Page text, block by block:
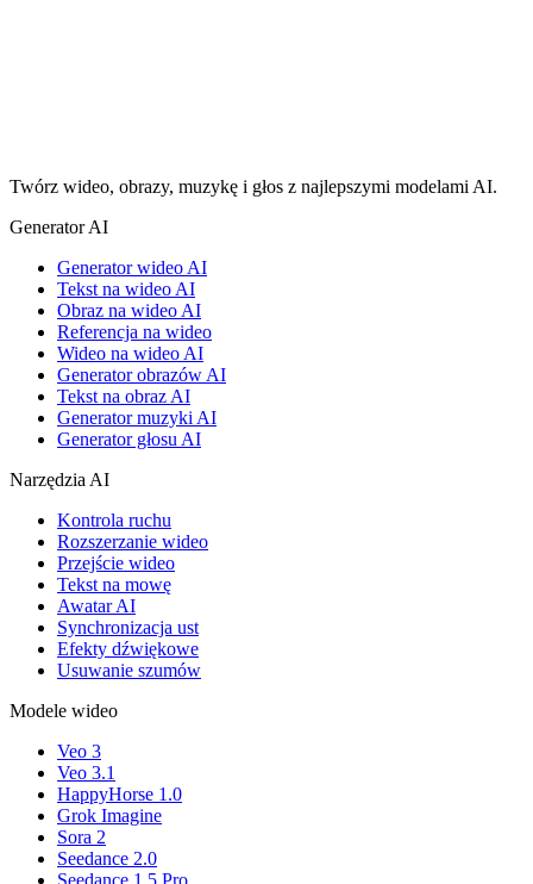
Twórz wideo, obrazy, muzykę i głos z najlepszymi modelami AI.
Generator AI
Generator wideo AI
Tekst na wideo AI
Obraz na wideo AI
Referencja na wideo
Wideo na wideo AI
Generator obrazów AI
Tekst na obraz AI
Generator muzyki AI
Generator głosu AI
Narzędzia AI
Kontrola ruchu
Rozszerzanie wideo
Przejście wideo
Tekst na mowę
Awatar AI
Synchronizacja ust
Efekty dźwiękowe
Usuwanie szumów
Modele wideo
Veo 3
Veo 3.1
HappyHorse 1.0
Grok Imagine
Sora 2
Seedance 2.0
Seedance 1.5 Pro